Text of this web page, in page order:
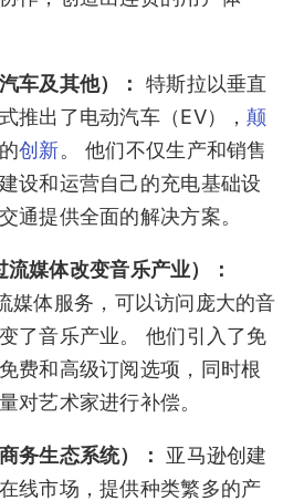
车及其他）：特斯拉以垂直
推出了电动汽车（EV），颠
创新。 他们不仅生产和销售
设和运营自己的充电基础设
通提供全面的解决方案。
媒体改变音乐产业）：
媒体服务，可以访问庞大的音
了音乐产业。 他们引入了免
费和高级订阅选项，同时根
对艺术家进行补偿。
务生态系统）： 亚马逊创建
线市场，提供种类繁多的产